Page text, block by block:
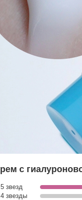
с
5 звезд
4 звезды